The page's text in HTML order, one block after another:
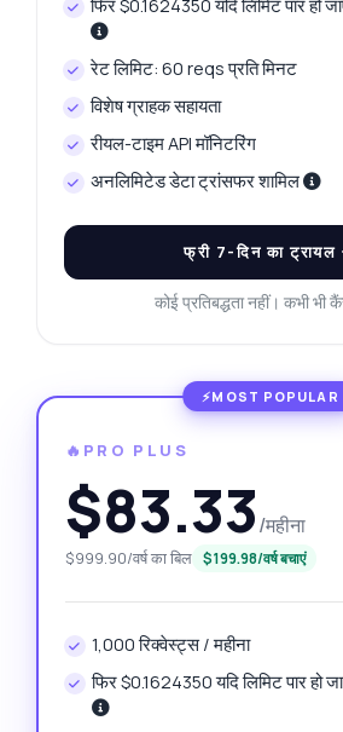
फिर $0.1624350 यदि लिमिट पार हो
रेट लिमिट: 60 reqs प्रति मिनट
विशेष ग्राहक सहायता
रीयल-टाइम API मॉनिटरिंग
अनलिमिटेड डेटा ट्रांसफर शामिल
फ्री 7-दिन का ट्रायल
कोई प्रतिबद्धता नहीं। कभी
🔥PRO PLUS
$83.33/महीना
$999.90/वर्ष का बिल $199.98/वर्ष बचाएं
1,000 रिक्वेस्ट्स / महीना
फिर $0.1624350 यदि लिमिट पार हो